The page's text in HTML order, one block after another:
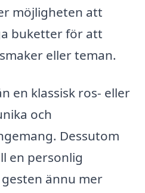
möjligheten att
buketter för att
eller teman.
en klassisk ros- eller
och
Dessutom
en personlig
ännu mer